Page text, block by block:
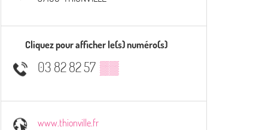
Cliquez pour afficher le(s) numéro(s)
03 82 82 57 ▒▒
www.thionville.fr